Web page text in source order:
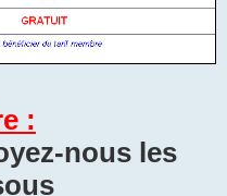
:
nous les